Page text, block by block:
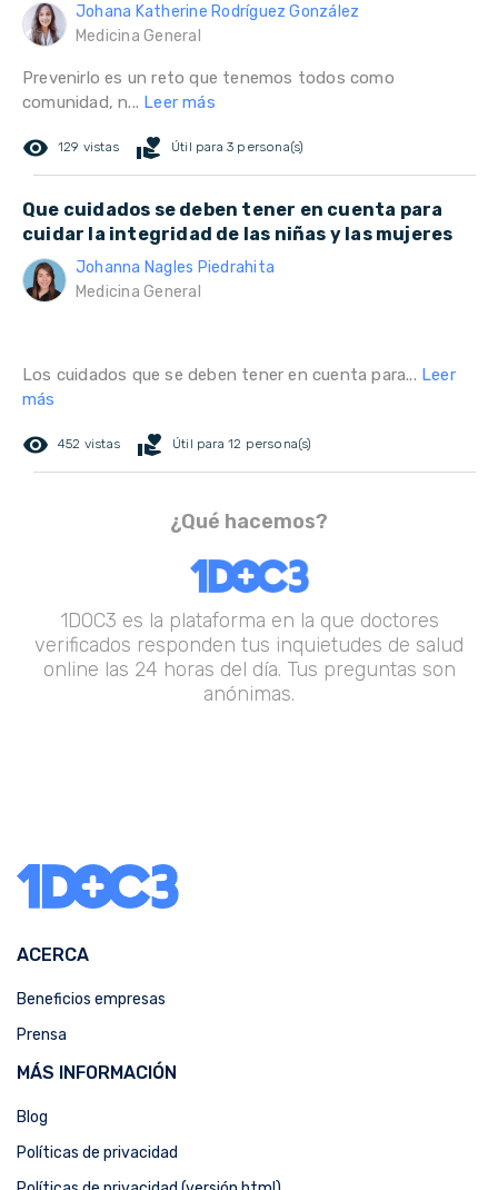
Johana Katherine Rodríguez González
Medicina General
Prevenirlo es un reto que tenemos todos como
comunidad, n... Leer más
remove_red_eye 129 vistas volunteer_activism Útil para 3 persona(s)
Que cuidados se deben tener en cuenta para
cuidar la integridad de las niñas y las mujeres
Johanna Nagles Piedrahita
Medicina General
Los cuidados que se deben tener en cuenta para... Leer
más
remove_red_eye 452 vistas volunteer_activism Útil para 12 persona(s)
¿Qué hacemos?
1DOC3 es la plataforma en la que doctores
verificados responden tus inquietudes de salud
online las 24 horas del día. Tus preguntas son
anónimas.
ACERCA
Beneficios empresas
Prensa
MÁS INFORMACIÓN
Blog
Políticas de privacidad